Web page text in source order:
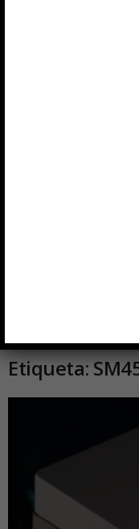
Inicio Etiquetas
Etiqueta: